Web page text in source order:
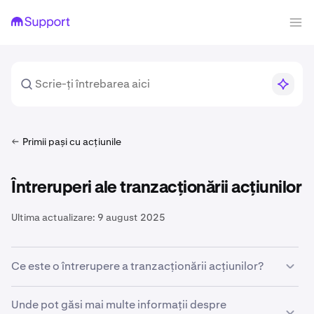
Primii pași cu acțiunile
Întreruperi ale tranzacționării acțiunilor
Ultima actualizare: 9 august 2025
Ce este o întrerupere a tranzacționării acțiunilor?
O întrerupere a tranzacționării acțiunilor este o
Unde pot găsi mai multe informații despre